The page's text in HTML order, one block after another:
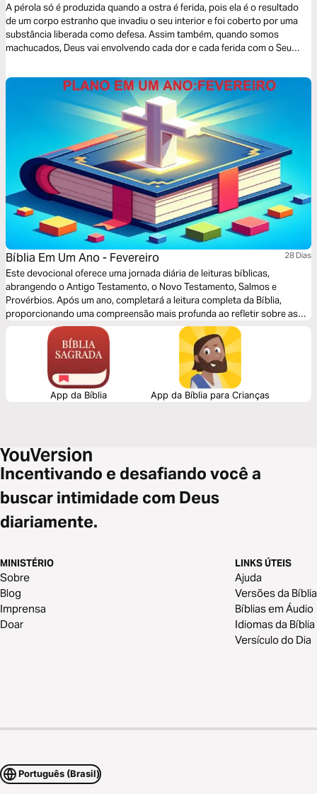
A pérola só é produzida quando a ostra é ferida, pois ela é o resultado
de um corpo estranho que invadiu o seu interior e foi coberto por uma
substância liberada como defesa. Assim também, quando somos
machucados, Deus vai envolvendo cada dor e cada ferida com o Seu
preciosos. Esse é um devocional de lições aprendidas e inspiradas pelo
Espírito Santo para edificar e ajudar nesta caminhada com o Pai. Toda
honra e glória ao único Mestre Jesus, fonte de toda sabedoria!
Bíblia Em Um Ano - Fevereiro 28 Dias
Este devocional oferece uma jornada diária de leituras bíblicas,
abrangendo o Antigo Testamento, o Novo Testamento, Salmos e
Provérbios. Após um ano, completará a leitura completa da Bíblia,
proporcionando uma compreensão mais profunda ao refletir sobre as
palavras-chave em hebraico e grego. Uma experiência que enriquece a
compreensão espiritual e cultural das Escrituras Sagradas.
App da Bíblia App da Bíblia para Crianças
Incentivando e desafiando você a
buscar intimidade com Deus
diariamente.
MINISTÉRIO
Sobre
Blog
Imprensa
Doar
LINKS ÚTEIS
Ajuda
Versões da Bíblia
Bíblias em Áudio
Idiomas da Bíblia
Versículo do Dia
Português (Brasil)